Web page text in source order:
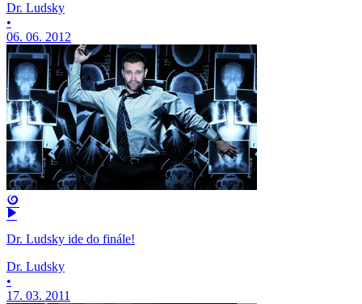
Dr. Ludsky
•
06. 06. 2012
Dr. Ludsky ide do finále!
Dr. Ludsky
•
17. 03. 2011